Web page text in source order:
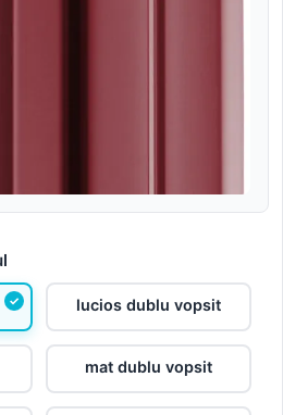
lucios dublu vopsit
mat dublu vopsit